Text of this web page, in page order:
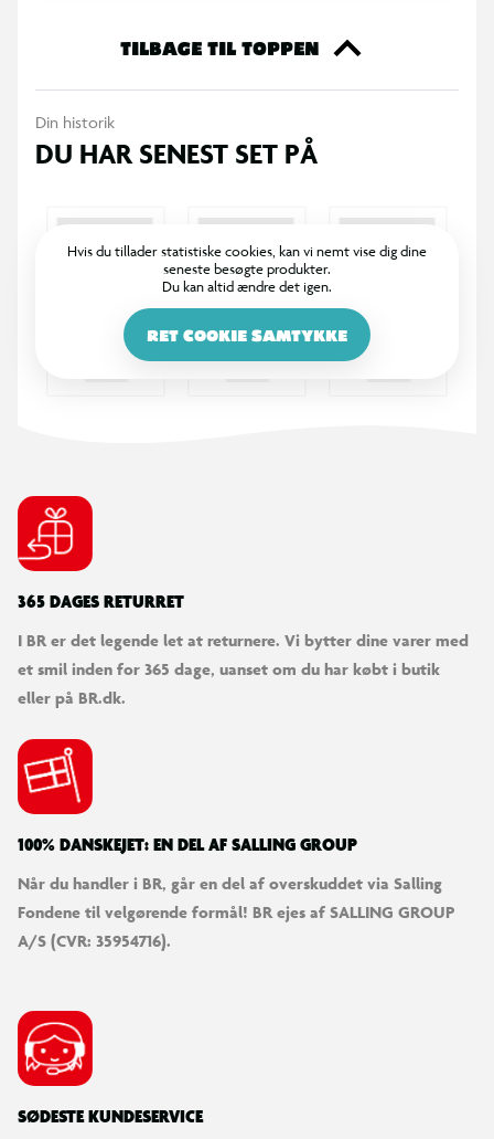
TILBAGE TIL TOPPEN
Din historik
DU HAR SENEST SET PÅ
Hvis du tillader statistiske cookies, kan vi nemt vise dig dine
seneste besøgte produkter.
Du kan altid ændre det igen.
RET COOKIE SAMTYKKE
365 DAGES RETURRET
I BR er det legende let at returnere. Vi bytter dine varer med
et smil inden for 365 dage, uanset om du har købt i butik
eller på BR.dk.
100% DANSKEJET: EN DEL AF SALLING GROUP
Når du handler i BR, går en del af overskuddet via Salling
Fondene til velgørende formål! BR ejes af SALLING GROUP
A/S (CVR: 35954716).
SØDESTE KUNDESERVICE